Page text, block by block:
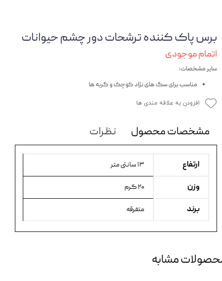
برس پاک کننده ترشحات دور چشم حیوانات
اتمام موجودی
سایر مشخصات:
مناسب برای سگ های نژاد کوچک و گربه ها
افزودن به علاقه مندی ها
مشخصات محصول نظرات
ارتفاع ۱۳ سانتی متر
وزن ۲۰ گرم
برند متفرقه
مشابه